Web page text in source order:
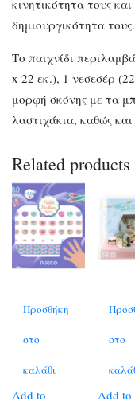
κινητικότητα τους
δημιουργικότητα τους.
Το παιχνίδι
x 22 εκ.), 1 νεσεσέρ
μορφή σκόνης με τα
λαστιχάκια, καθώς
Related products
Προσθήκη
στο
καλάθι
Add to
στο
Add to